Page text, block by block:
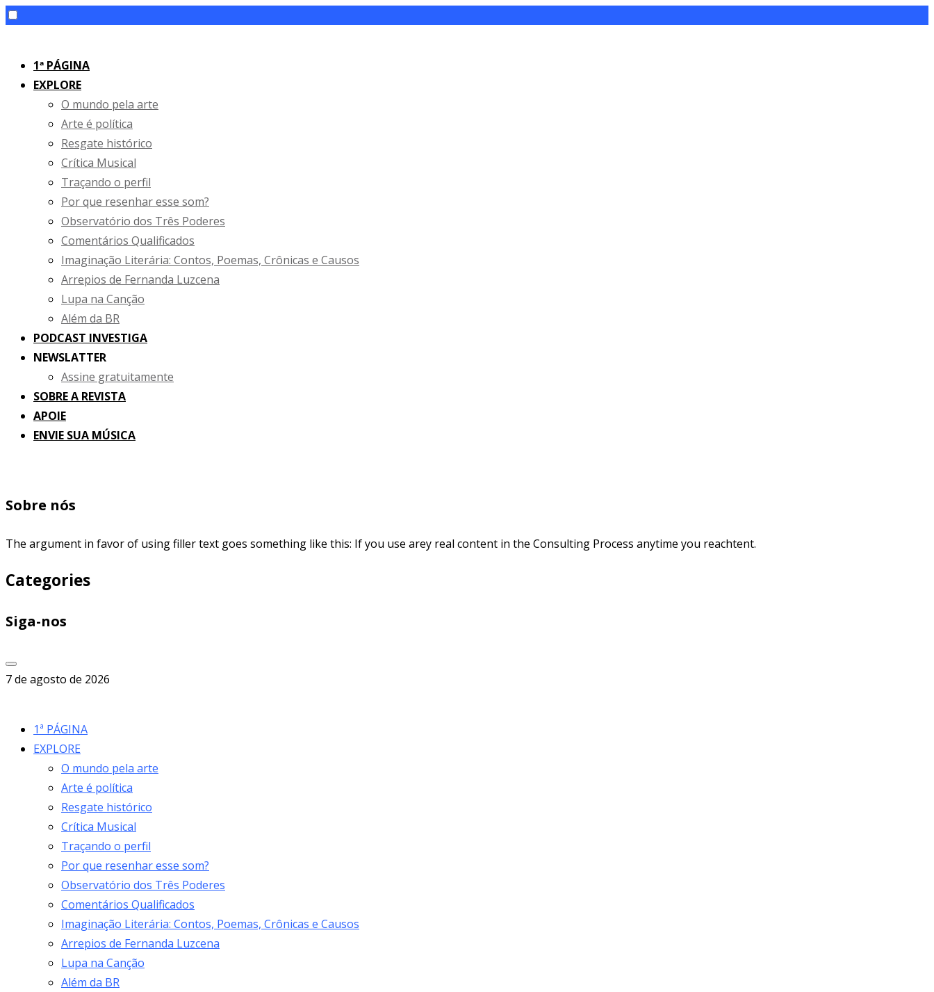
content1ª PÁGINA
EXPLORE
O mundo pela arte
Arte é política
Resgate histórico
Crítica Musical
Traçando o perfil
Por que resenhar esse som?
Observatório dos Três Poderes
Comentários Qualificados
Imaginação Literária: Contos, Poemas, Crônicas e Causos
Arrepios de Fernanda Luzcena
Lupa na Canção
Além da BR
PODCAST INVESTIGA
NEWSLATTER
Assine gratuitamente
SOBRE A REVISTA
APOIE
ENVIE SUA MÚSICA
Sobre nós
The argument in favor of using filler text goes something like this: If you use arey real content in the Consulting Process anytime you reachtent.
Categories
Siga-nos
7 de agosto de 2026
1ª PÁGINA
EXPLORE
O mundo pela arte
Arte é política
Resgate histórico
Crítica Musical
Traçando o perfil
Por que resenhar esse som?
Observatório dos Três Poderes
Comentários Qualificados
Imaginação Literária: Contos, Poemas, Crônicas e Causos
Arrepios de Fernanda Luzcena
Lupa na Canção
Além da BR